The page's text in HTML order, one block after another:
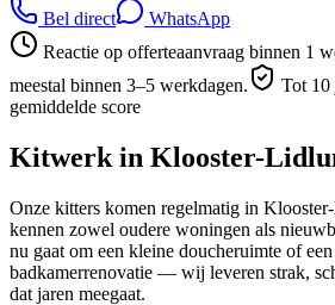
Bel direct
WhatsApp
Reactie op offerteaanvraag binnen 1
meestal binnen 3–5 werkdagen.
Tot 10
gemiddelde score
Kitwerk in Klooster-
Onze kitters komen regelmatig in
kennen zowel oudere woningen als
nu gaat om een kleine doucheruimte of
badkamerrenovatie — wij leveren strak,
dat jaren meegaat.